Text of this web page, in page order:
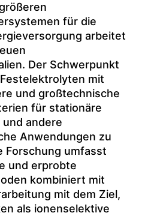
für die
arbeitet
Der Schwerpunkt
mit
und großtechnische
für stationäre
andere
Anwendungen zu
Forschung umfasst
und erprobte
kombiniert mit
mit dem Ziel,
als ionenselektive